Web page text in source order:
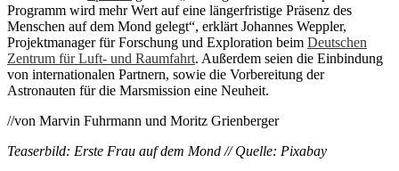
Programm wird mehr Wert auf eine längerfristige Präsenz des
Menschen auf dem Mond gelegt“, erklärt Johannes Weppler,
Projektmanager für Forschung und Exploration beim Deutschen
Zentrum für Luft- und Raumfahrt. Außerdem seien die Einbindung
von internationalen Partnern, sowie die Vorbereitung der
Astronauten für die Marsmission eine Neuheit.
//von Marvin Fuhrmann und Moritz Grienberger
Teaserbild: Erste Frau auf dem Mond // Quelle: Pixabay